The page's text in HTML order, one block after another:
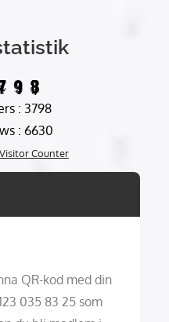
: 3798
: 6630
Counter
QR-kod med din
035 83 25 som